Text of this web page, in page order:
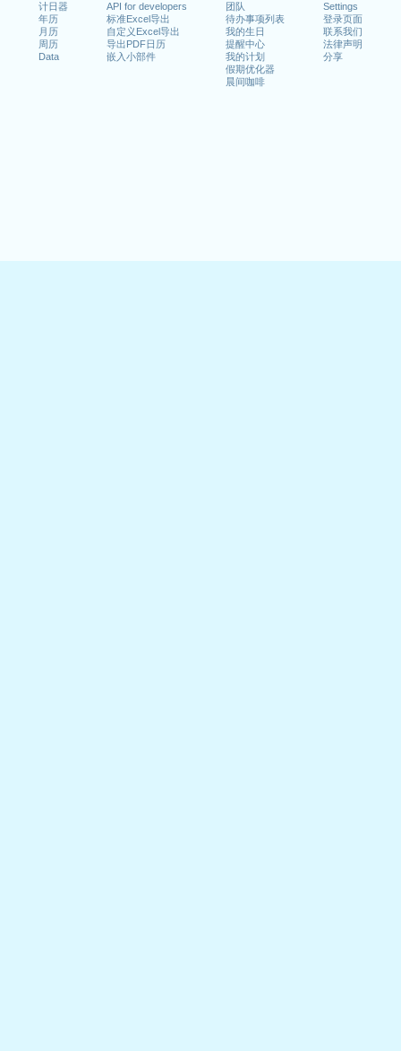
计日器
年历
月历
周历
Data
API for developers
标准Excel导出
自定义Excel导出
导出PDF日历
嵌入小部件
团队
待办事项列表
我的生日
提醒中心
我的计划
假期优化器
晨间咖啡
Settings
登录页面
联系我们
法律声明
分享